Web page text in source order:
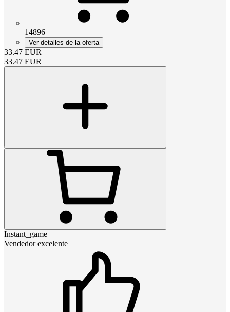
14896
Ver detalles de la oferta
33.47 EUR
33.47 EUR
Instant_game
Vendedor excelente